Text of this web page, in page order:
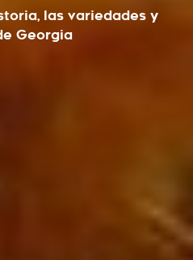
las variedades y
Georgia